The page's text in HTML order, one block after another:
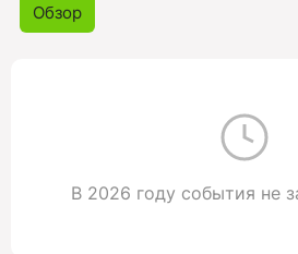
Обзор
В 2026 году события не